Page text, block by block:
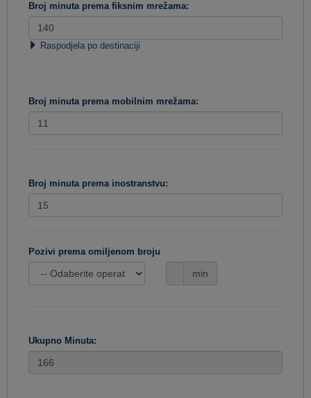
Broj minuta prema fiksnim mrežama:
Raspodjela po destinaciji
Broj minuta prema mobilnim mrežama:
Broj minuta prema inostranstvu:
Pozivi prema omiljenom broju
min
Ukupno Minuta: